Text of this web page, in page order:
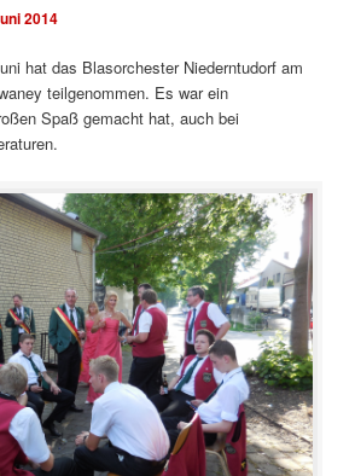
2014
hat das Blasorchester Niederntudorf am
teilgenommen. Es war ein
Spaß gemacht hat, auch bei